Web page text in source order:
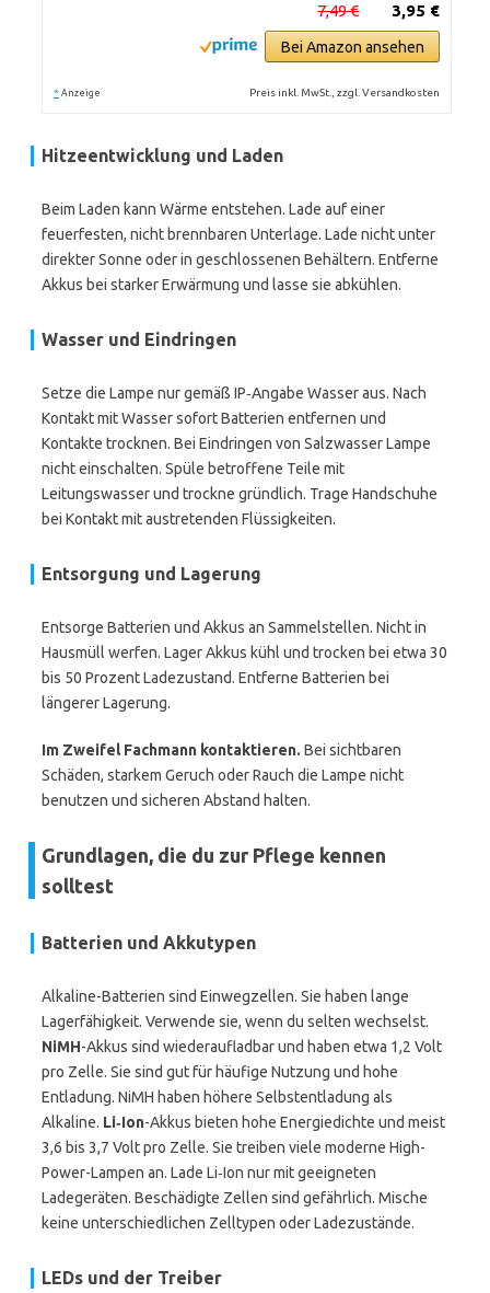
3,95 €
7,49 €
Bei Amazon ansehen
* Anzeige Preis inkl. MwSt., zzgl. Versandkosten
Hitzeentwicklung und Laden
Beim Laden kann Wärme entstehen. Lade auf einer
feuerfesten, nicht brennbaren Unterlage. Lade nicht unter
direkter Sonne oder in geschlossenen Behältern. Entferne
Akkus bei starker Erwärmung und lasse sie abkühlen.
Wasser und Eindringen
Setze die Lampe nur gemäß IP‑Angabe Wasser aus. Nach
Kontakt mit Wasser sofort Batterien entfernen und
Kontakte trocknen. Bei Eindringen von Salzwasser Lampe
nicht einschalten. Spüle betroffene Teile mit
Leitungswasser und trockne gründlich. Trage Handschuhe
bei Kontakt mit austretenden Flüssigkeiten.
Entsorgung und Lagerung
Entsorge Batterien und Akkus an Sammelstellen. Nicht in
Hausmüll werfen. Lager Akkus kühl und trocken bei etwa 30
bis 50 Prozent Ladezustand. Entferne Batterien bei
längerer Lagerung.
Im Zweifel Fachmann kontaktieren. Bei sichtbaren
Schäden, starkem Geruch oder Rauch die Lampe nicht
benutzen und sicheren Abstand halten.
Grundlagen, die du zur Pflege kennen
solltest
Batterien und Akkutypen
Alkaline-Batterien sind Einwegzellen. Sie haben lange
Lagerfähigkeit. Verwende sie, wenn du selten wechselst.
NiMH-Akkus sind wiederaufladbar und haben etwa 1,2 Volt
pro Zelle. Sie sind gut für häufige Nutzung und hohe
Entladung. NiMH haben höhere Selbstentladung als
Alkaline. Li‑Ion-Akkus bieten hohe Energiedichte und meist
3,6 bis 3,7 Volt pro Zelle. Sie treiben viele moderne High-
Power-Lampen an. Lade Li‑Ion nur mit geeigneten
Ladegeräten. Beschädigte Zellen sind gefährlich. Mische
keine unterschiedlichen Zelltypen oder Ladezustände.
LEDs und der Treiber